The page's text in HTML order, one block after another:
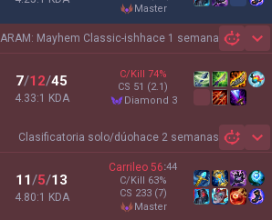
master
ARAM: Mayhem Classic-ish hace 1 semana
7/12/45
4.33:1 KDA
C/Kill 74%
CS 51 (2.1)
diamond 3
Clasificatoria solo/dúohace 2 semanas
11/5/13
4.80:1 KDA
Carrileo 56:44
C/Kill 63%
CS 233 (7)
master